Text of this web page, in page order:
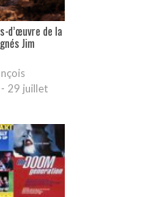
d’œuvre de la
Jim
- 29 juillet